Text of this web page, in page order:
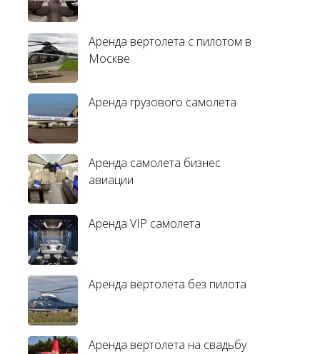
Аренда вертолета с пилотом в
Москве
Аренда грузового самолета
Аренда самолета бизнес
авиации
Аренда VIP самолета
Аренда вертолета без пилота
Аренда вертолета на свадьбу